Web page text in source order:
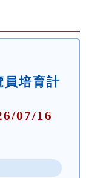
員培育計
07/16